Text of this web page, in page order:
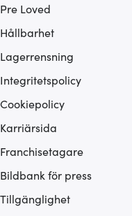
Pre Loved
Hållbarhet
Lagerrensning
Integritetspolicy
Cookiepolicy
Karriärsida
Franchisetagare
Bildbank för press
Tillgänglighet